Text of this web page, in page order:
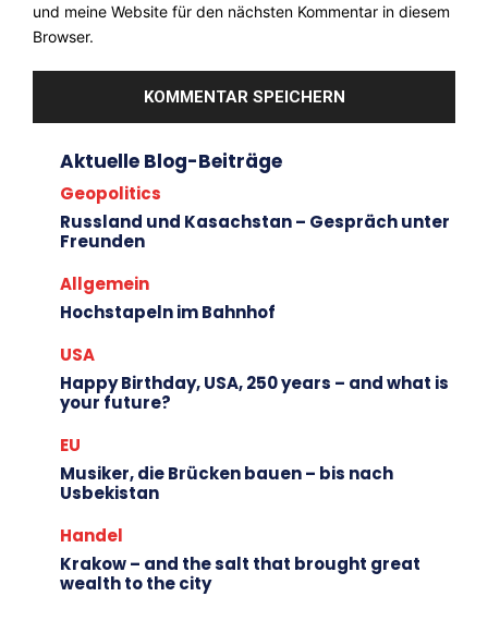
und meine Website für den nächsten Kommentar in diesem
Browser.
Aktuelle Blog-Beiträge
Geopolitics
Russland und Kasachstan – Gespräch unter
Freunden
Allgemein
Hochstapeln im Bahnhof
USA
Happy Birthday, USA, 250 years – and what is
your future?
EU
Musiker, die Brücken bauen – bis nach
Usbekistan
Handel
Krakow – and the salt that brought great
wealth to the city